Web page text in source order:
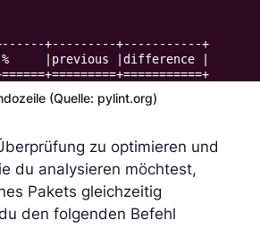
(Quelle: pylint.org)
zu optimieren und
du analysieren möchtest,
Pakets gleichzeitig
den folgenden Befehl